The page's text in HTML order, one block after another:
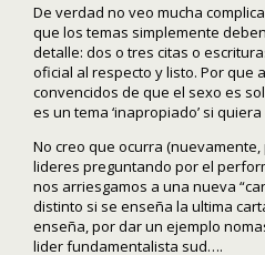
De verdad no veo mucha
que los temas simplemente
detalle: dos o tres citas o
oficial al respecto y listo. Por que
convencidos de que el sexo es
es un tema ‘inapropiado’ si
No creo que ocurra
lideres preguntando por el
nos arriesgamos a una nueva
distinto si se enseña la ultima
enseña, por dar un ejemplo
lider fundamentalista sud….